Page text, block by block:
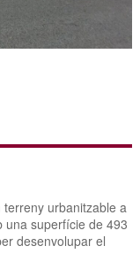
terreny urbanitzable a
una superfície de 493
desenvolupar el